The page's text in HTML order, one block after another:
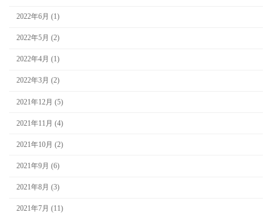
2022年6月 (1)
2022年5月 (2)
2022年4月 (1)
2022年3月 (2)
2021年12月 (5)
2021年11月 (4)
2021年10月 (2)
2021年9月 (6)
2021年8月 (3)
2021年7月 (11)